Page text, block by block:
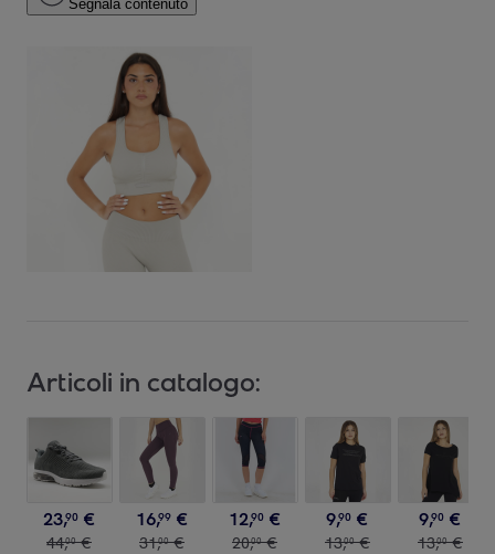
Segnala contenuto
Articoli in catalogo:
23,90 €
44,00 €
16,99 €
31,00 €
12,90 €
20,00 €
9,90 €
13,00 €
9,90 €
13,00 €